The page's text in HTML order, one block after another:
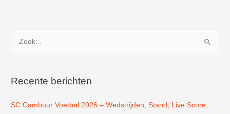
k
a
Recente berichten
SC Cambuur Voetbal 2026 – Wedstrijden, Stand, Live Score,